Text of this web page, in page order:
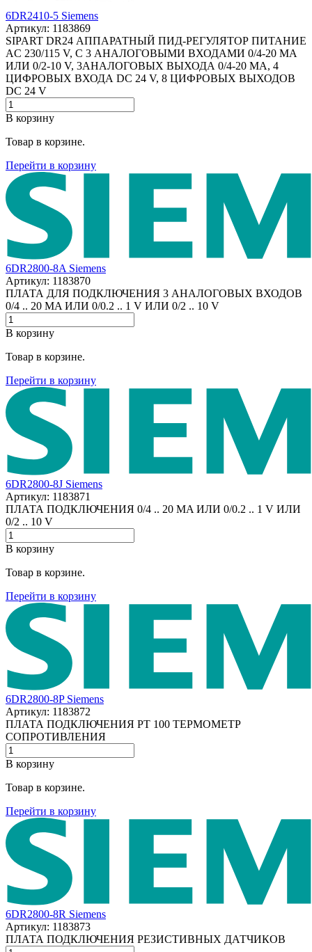
6DR2410-5 Siemens
Артикул: 1183869
SIPART DR24 АППАРАТНЫЙ ПИД-РЕГУЛЯТОР ПИТАНИЕ
AC 230/115 V, С 3 АНАЛОГОВЫМИ ВХОДАМИ 0/4-20 MA
ИЛИ 0/2-10 V, 3АНАЛОГОВЫХ ВЫХОДА 0/4-20 MA, 4
ЦИФРОВЫХ ВХОДА DC 24 V, 8 ЦИФРОВЫХ ВЫХОДОВ
DC 24 V
В корзину
Товар в корзине.
Перейти в корзину
6DR2800-8A Siemens
Артикул: 1183870
ПЛАТА ДЛЯ ПОДКЛЮЧЕНИЯ 3 АНАЛОГОВЫХ ВХОДОВ
0/4 .. 20 MA ИЛИ 0/0.2 .. 1 V ИЛИ 0/2 .. 10 V
В корзину
Товар в корзине.
Перейти в корзину
6DR2800-8J Siemens
Артикул: 1183871
ПЛАТА ПОДКЛЮЧЕНИЯ 0/4 .. 20 MA ИЛИ 0/0.2 .. 1 V ИЛИ
0/2 .. 10 V
В корзину
Товар в корзине.
Перейти в корзину
6DR2800-8P Siemens
Артикул: 1183872
ПЛАТА ПОДКЛЮЧЕНИЯ PT 100 ТЕРМОМЕТР
СОПРОТИВЛЕНИЯ
В корзину
Товар в корзине.
Перейти в корзину
6DR2800-8R Siemens
Артикул: 1183873
ПЛАТА ПОДКЛЮЧЕНИЯ РЕЗИСТИВНЫХ ДАТЧИКОВ